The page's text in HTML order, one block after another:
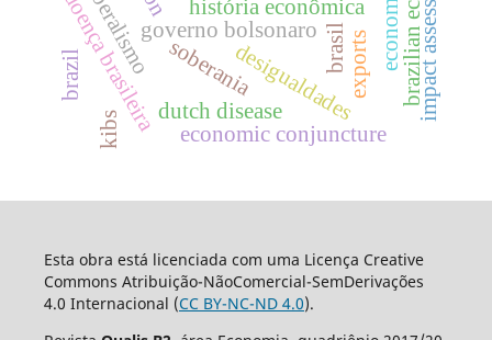
governo bolsonaro
história econômica
desigualdades
soberania brasil
doença brasileiradutch disease
brazil
economic conjuncture
exports impact assessment
kibs
Esta obra está licenciada com uma Licença Creative
Commons Atribuição-NãoComercial-SemDerivações
4.0 Internacional (CC BY-NC-ND 4.0).